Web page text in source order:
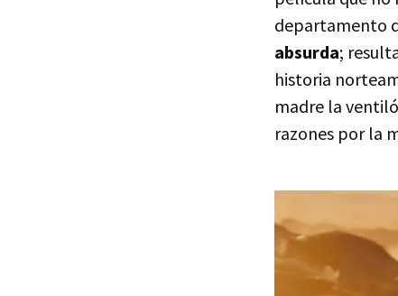
departamento
absurda;
historia
madre la
razones por la